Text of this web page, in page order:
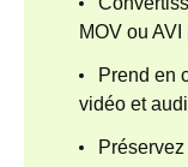
MOV ou
Prend en
vidéo et